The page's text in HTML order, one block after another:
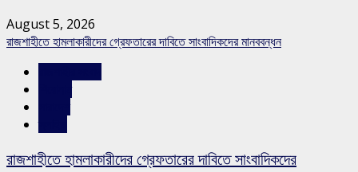
August 5, 2026
রাজশাহীতে হামলাকারীদের গ্রেফতারের দাবিতে সাংবাদিকদের মানববন্ধন
রাজশাহীতে হামলাকারীদের গ্রেফতারের দাবিতে সাংবাদিকদের